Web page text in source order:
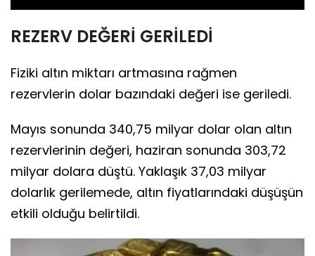
REZERV DEĞERİ GERİLEDİ
Fiziki altın miktarı artmasına rağmen
rezervlerin dolar bazındaki değeri ise geriledi.
Mayıs sonunda 340,75 milyar dolar olan altın
rezervlerinin değeri, haziran sonunda 303,72
milyar dolara düştü. Yaklaşık 37,03 milyar
dolarlık gerilemede, altın fiyatlarındaki düşüşün
etkili olduğu belirtildi.